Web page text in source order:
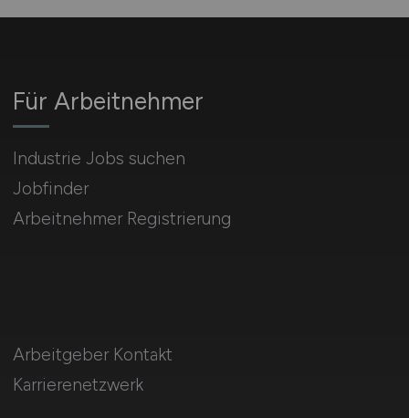
Für Arbeitnehmer
Industrie Jobs suchen
Jobfinder
Arbeitnehmer Registrierung
Arbeitgeber Kontakt
Karrierenetzwerk